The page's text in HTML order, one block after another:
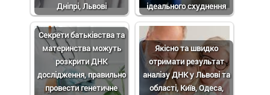
Дніпрі, Львові
ідеального схуднення
Секрети батьківства та
материнства можуть
розкрити ДНК
дослідження, правильно
провести генетичне
Якісно та швидко
отримати результат
аналізу ДНК у Львові та
області, Київ, Одеса,